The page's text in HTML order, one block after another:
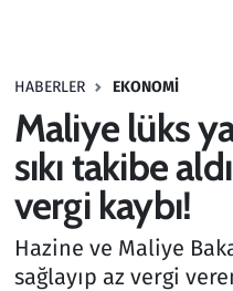
HABERLER EKONOMI
Maliye lüks
sıkı takibe
vergi kaybı!
Hazine ve Maliye
sağlayıp az vergi
Haber
Kültür Sanat
Kurumsal Haberler
Lezzet Durağı